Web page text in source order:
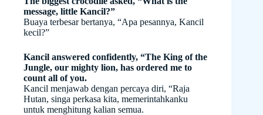
message, little Kancil?”
Buaya terbesar bertanya, “Apa pesannya, Kancil
kecil?”
Kancil answered confidently, “The King of the
Jungle, our mighty lion, has ordered me to
count all of you.
Kancil menjawab dengan percaya diri, “Raja
Hutan, singa perkasa kita, memerintahkanku
untuk menghitung kalian semua.